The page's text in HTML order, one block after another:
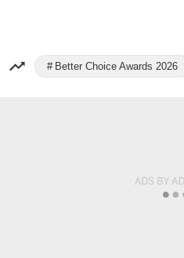
Better Choice Awards 2026